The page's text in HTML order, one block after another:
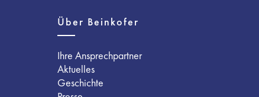
Über Beinkofer
Ihre Ansprechpartner
Aktuelles
Geschichte